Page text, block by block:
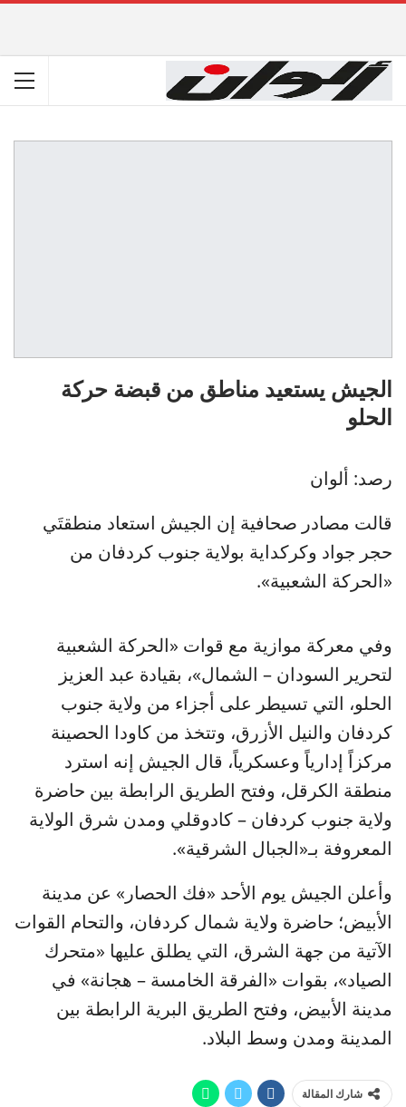
الجيش يستعيد مناطق من قبضة حركة
الحلو
رصد: ألوان
قالت مصادر صحافية إن الجيش استعاد منطقتَي
حجر جواد وكركداية بولاية جنوب كردفان من
«الحركة الشعبية».
وفي معركة موازية مع قوات «الحركة الشعبية
لتحرير السودان – الشمال»، بقيادة عبد العزيز
الحلو، التي تسيطر على أجزاء من ولاية جنوب
كردفان والنيل الأزرق، وتتخذ من كاودا الحصينة
مركزاً إدارياً وعسكرياً، قال الجيش إنه استرد
منطقة الكرقل، وفتح الطريق الرابطة بين حاضرة
ولاية جنوب كردفان – كادوقلي ومدن شرق الولاية
المعروفة بـ«الجبال الشرقية».
وأعلن الجيش يوم الأحد «فك الحصار» عن مدينة
الأبيض؛ حاضرة ولاية شمال كردفان، والتحام القوات
الآتية من جهة الشرق، التي يطلق عليها «متحرك
الصياد»، بقوات «الفرقة الخامسة – هجانة» في
مدينة الأبيض، وفتح الطريق البرية الرابطة بين
المدينة ومدن وسط البلاد.
شارك المقالة